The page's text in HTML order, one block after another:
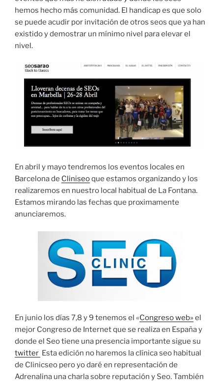
hemos hecho más comunidad. El handicap es que solo
se puede acudir por invitación de otros seos que ya han
existido y demostrar un mínimo nivel para elevar el
nivel.
En abril y mayo tendremos los eventos locales en
Barcelona de Cliniseoque estamos organizando y los
realizaremos en nuestro local habitual de La Fontana.
Estamos mirando las fechas que proximamente
anunciaremos.
En junio los días 7,8 y 9 tenemos el «Congreso web» el
mejor Congreso de Internet que se realiza en España y
donde el Seo tiene una presencia importante sigue su
twitter Esta edición no haremos la clínica seo habitual
de Clinicseo pero yo daré en representación de
Adrenalina una charla sobre reputación y Seo. También